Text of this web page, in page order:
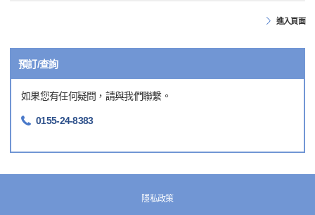
進入頁面
預訂/查詢
如果您有任何疑問，請與我們聯繫。
0155-24-8383
隱私政策